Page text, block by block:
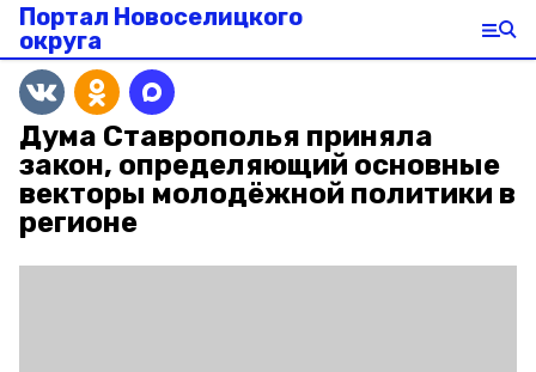
Портал Новоселицкого
округа
Дума Ставрополья приняла
закон, определяющий основные
векторы молодёжной политики в
регионе